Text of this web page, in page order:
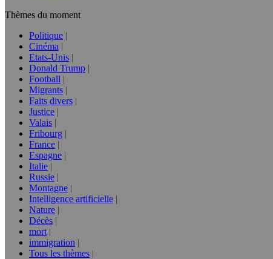
Thèmes du moment
Politique
Cinéma
Etats-Unis
Donald Trump
Football
Migrants
Faits divers
Justice
Valais
Fribourg
France
Espagne
Italie
Russie
Montagne
Intelligence artificielle
Nature
Décès
mort
immigration
Tous les thèmes